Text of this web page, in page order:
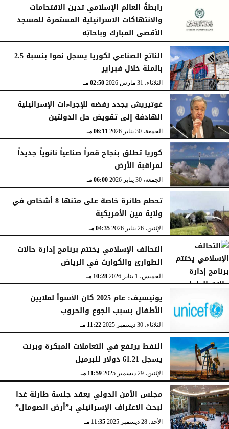
رابطةُ العالم الإسلامي تدين الاقتحامات
والانتهاكات الاسرائيلية المستمرة للمسجد
الأقصى المبارك وباحاتِه
الجمعة، 15 مايو 2026 11:09 مـ
الناتج الصناعي لكوريا يسجل نموا بنسبة 2.5
بالمئة خلال فبراير
الثلاثاء، 31 مارس 2026 02:50 مـ
غوتيريش يجدد رفضه للإجراءات الإسرائيلية
الهادفة إلى تقويض حل الدولتين
الجمعة، 30 يناير 2026 06:11 مـ
كوريا تطلق بنجاح قمراً صناعياً نانوياً جديداً
لمراقبة الأرض
الجمعة، 30 يناير 2026 06:00 مـ
تحطم طائرة خاصة على متنها 8 أشخاص في
ولاية مين الأمريكية
الإثنين، 26 يناير 2026 04:35 مـ
التحالف الإسلامي يختتم برنامج إدارة حالات
الطوارئ والكوارث في الرياض
الخميس، 1 يناير 2026 10:28 مـ
يونيسيف: عام 2025 كان الأسوأ لملايين
الأطفال بسبب الجوع والحروب
الثلاثاء، 30 ديسمبر 2025 11:22 مـ
النفط يرتفع في التعاملات المبكرة وبرنت
يسجل 61.21 دولار للبرميل
الإثنين، 29 ديسمبر 2025 11:59 مـ
مجلس الأمن الدولي يعقد جلسة طارئة غدا
لبحث الاعتراف الإسرائيلي بـ”أرض الصومال”
الأحد، 28 ديسمبر 2025 11:35 مـ